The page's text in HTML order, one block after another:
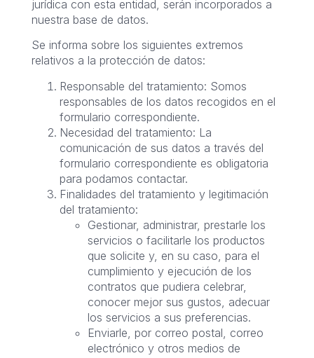
jurídica con esta entidad, serán incorporados a
nuestra base de datos.
Se informa sobre los siguientes extremos
relativos a la protección de datos:
Responsable del tratamiento: Somos
responsables de los datos recogidos en el
formulario correspondiente.
Necesidad del tratamiento: La
comunicación de sus datos a través del
formulario correspondiente es obligatoria
para podamos contactar.
Finalidades del tratamiento y legitimación
del tratamiento:
Gestionar, administrar, prestarle los
servicios o facilitarle los productos
que solicite y, en su caso, para el
cumplimiento y ejecución de los
contratos que pudiera celebrar,
conocer mejor sus gustos, adecuar
los servicios a sus preferencias.
Enviarle, por correo postal, correo
electrónico y otros medios de